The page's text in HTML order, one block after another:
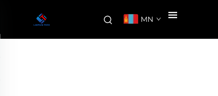
MN